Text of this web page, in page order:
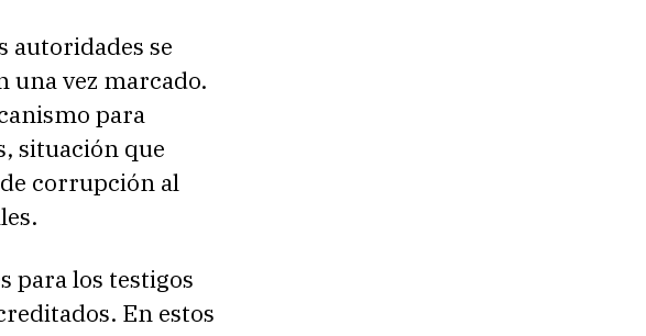
autoridades se
una vez marcado.
para
situación que
corrupción al
para los testigos
En estos